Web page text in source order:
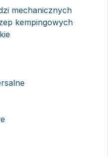
mechanicznych
kempingowych